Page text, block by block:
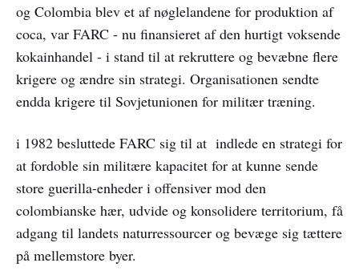
og Colombia blev et af nøglelandene for produktion af
coca, var FARC - nu finansieret af den hurtigt voksende
kokainhandel - i stand til at rekruttere og bevæbne flere
krigere og ændre sin strategi. Organisationen sendte
endda krigere til Sovjetunionen for militær træning.
i 1982 besluttede FARC sig til at indlede en strategi for
at fordoble sin militære kapacitet for at kunne sende
store guerilla-enheder i offensiver mod den
colombianske hær, udvide og konsolidere territorium, få
adgang til landets naturressourcer og bevæge sig tættere
på mellemstore byer.